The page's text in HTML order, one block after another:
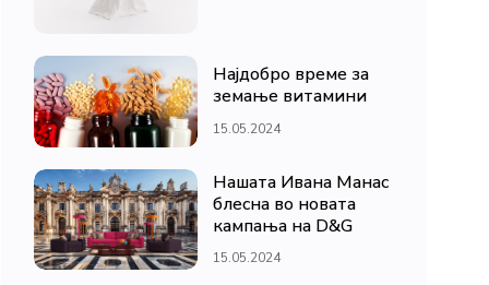
Најдобро време за
земање витамини
15.05.2024
Нашата Ивана Манас
блесна во новата
кампања на D&G
15.05.2024